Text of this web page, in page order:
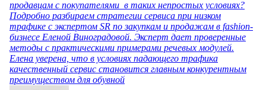
продавцам с покупателями в таких непростых условиях?
Подробно разбираем стратегии сервиса при низком
трафике с экспертом SR по закупкам и продажам в fashion-
бизнесе Еленой Виноградовой. Эксперт дает проверенные
методы с практическими примерами речевых модулей.
Елена уверена, что в условиях падающего трафика
качественный сервис становится главным конкурентным
преимуществом для обувной